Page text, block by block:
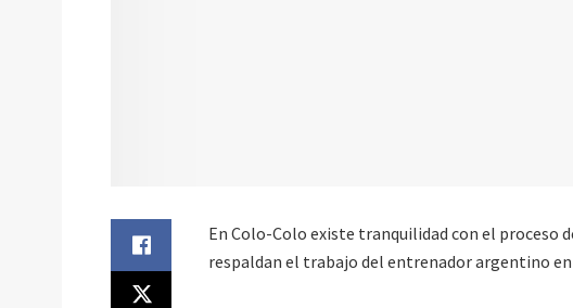
En Colo-Colo existe tranquilidad con el proceso
respaldan el trabajo del entrenador argentino